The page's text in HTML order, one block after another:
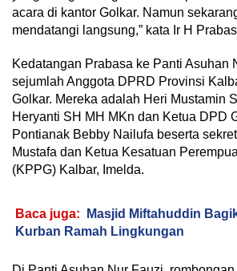
acara di kantor Golkar. Namun
mendatangi langsung,” kata Ir H
Kedatangan Prabasa ke Panti Asuhan
sejumlah Anggota DPRD Provinsi
Golkar. Mereka adalah Heri Mustamin
Heryanti SH MH MKn dan Ketua DPD
Pontianak Bebby Nailufa beserta
Mustafa dan Ketua Kesatuan
(KPPG) Kalbar, Imelda.
Baca juga:
Masjid Miftahuddin
Kurban Ramah Lingkungan